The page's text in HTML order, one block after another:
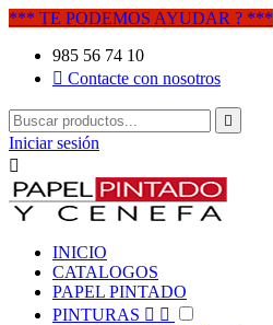
*** TE PODEMOS AYUDAR ? ***
985 56 74 10
 Contacte con nosotros

Iniciar sesión

INICIO
CATALOGOS
PAPEL PINTADO
PINTURAS  